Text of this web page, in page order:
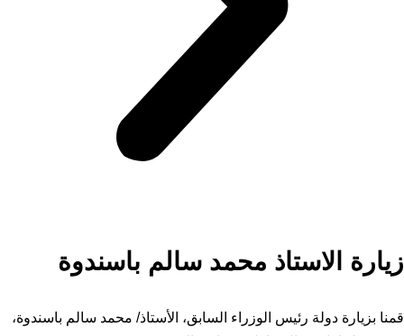
زيارة الاستاذ محمد سالم باسندوة
قمنا بزيارة دولة رئيس الوزراء السابق، الأستاذ/ محمد سالم باسندوة،